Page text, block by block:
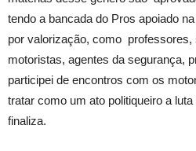
tendo a bancada do Pros apoiado
por valorização, como professores,
motoristas, agentes da segurança,
participei de encontros com os
tratar como um ato politiqueiro a
finaliza.